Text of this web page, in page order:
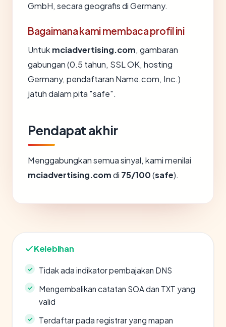
GmbH, secara geografis di Germany.
Bagaimana kami membaca profil ini
Untuk mciadvertising.com, gambaran
gabungan (0.5 tahun, SSL OK, hosting
Germany, pendaftaran Name.com, Inc.)
jatuh dalam pita "safe".
Pendapat akhir
Menggabungkan semua sinyal, kami menilai
mciadvertising.comdi 75/100(safe).
Kelebihan
Tidak ada indikator pembajakan DNS
Mengembalikan catatan SOA dan TXT yang
valid
Terdaftar pada registrar yang mapan